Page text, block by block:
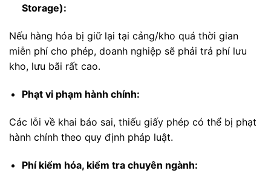
Storage):
Nếu hàng hóa bị giữ lại tại cảng/kho quá thời gian
miễn phí cho phép, doanh nghiệp sẽ phải trả phí lưu
kho, lưu bãi rất cao.
Phạt vi phạm hành chính:
Các lỗi về khai báo sai, thiếu giấy phép có thể bị phạt
hành chính theo quy định pháp luật.
Phí kiểm hóa, kiểm tra chuyên ngành: